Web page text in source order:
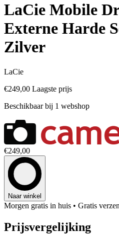
LaCie Mobile
Externe Harde
Zilver
LaCie
€249,00 Laagste prijs
Beschikbaar bij 1 webshop
€249,00
Naar winkel
Morgen gratis in huis • Gratis
Prijsvergelijking